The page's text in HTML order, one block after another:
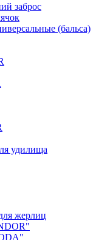
заброс
(бальса)
удилища
жерлиц